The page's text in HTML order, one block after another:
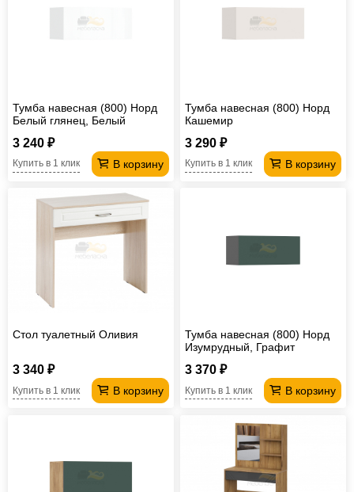
Тумба навесная (800) Норд
Белый глянец, Белый
3 240 ₽
В корзину
Купить в 1 клик
Тумба навесная (800) Норд
Кашемир
3 290 ₽
В корзину
Купить в 1 клик
Стол туалетный Оливия
3 340 ₽
В корзину
Купить в 1 клик
Тумба навесная (800) Норд
Изумрудный, Графит
3 370 ₽
В корзину
Купить в 1 клик